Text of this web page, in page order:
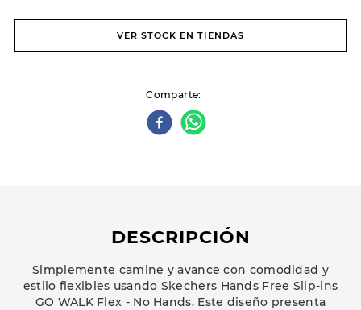
VER STOCK EN TIENDAS
Comparte
DESCRIPCIÓN
Simplemente camine y avance con comodidad y
estilo flexibles usando Skechers Hands Free Slip-ins
GO WALK Flex - No Hands. Este diseño presenta